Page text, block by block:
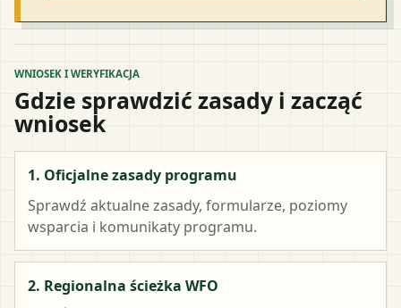
WNIOSEK I WERYFIKACJA
Gdzie sprawdzić zasady i zacząć
wniosek
1. Oficjalne zasady programu
Sprawdź aktualne zasady, formularze, poziomy
wsparcia i komunikaty programu.
2. Regionalna ścieżka WFO